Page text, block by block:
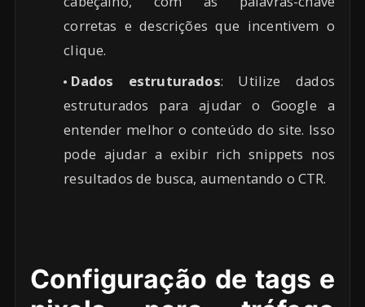
corretas e descrições que incentivem o
clique.
Dados estruturados: Utilize dados
estruturados para ajudar o Google a
entender melhor o conteúdo do site. Isso
pode ajudar a exibir rich snippets nos
resultados de busca, aumentando o CTR.
Configuração de tags e